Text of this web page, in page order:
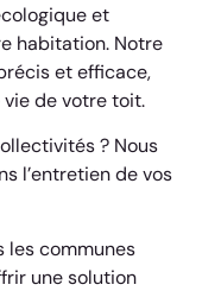
et
habitation. Notre
et efficace,
de votre toit.
? Nous
l’entretien de vos
les communes
une solution